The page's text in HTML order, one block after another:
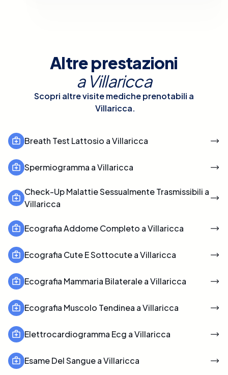
Altre prestazioni
a Villaricca
Scopri altre visite mediche prenotabili a
Villaricca.
Breath Test Lattosio a Villaricca
Spermiogramma a Villaricca
Check-Up Malattie Sessualmente Trasmissibili a
Villaricca
Ecografia Addome Completo a Villaricca
Ecografia Cute E Sottocute a Villaricca
Ecografia Mammaria Bilaterale a Villaricca
Ecografia Muscolo Tendinea a Villaricca
Elettrocardiogramma Ecg a Villaricca
Esame Del Sangue a Villaricca